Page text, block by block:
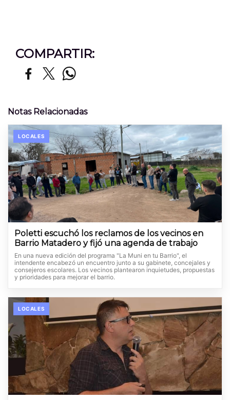
COMPARTIR:
Notas Relacionadas
LOCALES
Poletti escuchó los reclamos de los vecinos en
Barrio Matadero y fijó una agenda de trabajo
En una nueva edición del programa "La Muni en tu Barrio", el
intendente encabezó un encuentro junto a su gabinete, concejales y
consejeros escolares. Los vecinos plantearon inquietudes, propuestas
y prioridades para mejorar el barrio.
LOCALES